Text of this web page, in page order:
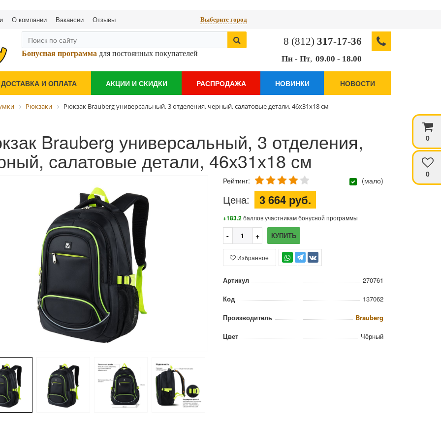
О компании Вакансии Отзывы
0
0
Выберите город
Бонусная программа для постоянных покупателей
8 (812) 317-17-36
Пн - Пт, 09.00 - 18.00
ДОСТАВКА И ОПЛАТА АКЦИИ И СКИДКИ РАСПРОДАЖА НОВИНКИ НОВОСТИ
Рюкзаки Рюкзак Brauberg универсальный, 3 отделения, черный, салатовые детали, 46х31х18 см
Brauberg универсальный, 3 отделения,
салатовые детали, 46х31х18 см
Рейтинг: (мало)
Цена: 3 664 руб.
+183.2баллов участникам бонусной программы
КУПИТЬ
TG
Избранное
Артикул
270761
Код
137062
Производитель
Brauberg
Цвет
Чёрный